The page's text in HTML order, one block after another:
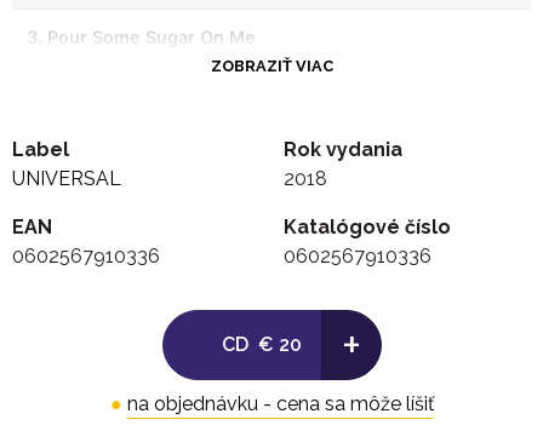
3. Pour Some Sugar On Me
5. Let's Get Rocked
7. Foolin
8. Two Steps Behind
ZOBRAZIŤ VIAC
Label
UNIVERSAL
Rok vydania
2018
EAN
0602567910336
Katalógové číslo
0602567910336
CD € 20 +
● na objednávku - cena sa môže líšiť